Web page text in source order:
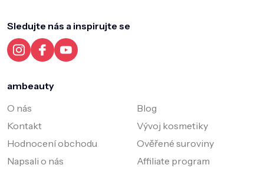
Sledujte nás a inspirujte se
ambeauty
O nás
Kontakt
Hodnocení obchodu
Napsali o nás
Blog
Vývoj kosmetiky
Ověřené suroviny
Affiliate program